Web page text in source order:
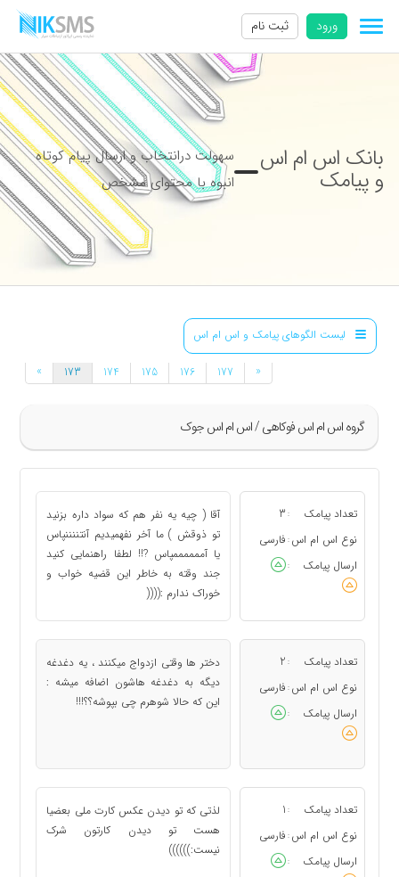
ورود ثبت نام
بانک اس ام اس
و پیامک
سهولت درانتخاب و ارسال پیام کوتاه
انبوه با محتوای مشخص
لیست الگوهای پیامک و اس ام اس
گروه اس ام اس فوکاهی / اس ام اس جوک
» 173 174 175 176 177 «
تعداد پیامک :
3
نوع اس ام اس : فارسی
ارسال پیامک
:
آقا ( چیه یه نفر هم که سواد داره بزنید
تو ذوقش ) ما آخر نفهمیدیم آنتننننپاس
یا آممممممپاس ?!! لطفا راهنمایی کنید
جند وقته به خاطر این قضیه خواب و
خوراک ندارم :((((
تعداد پیامک :
2
نوع اس ام اس : فارسی
ارسال پیامک
:
دختر ها وقتی ازدواج میکنند ، یه دغدغه
دیگه به دغدغه هاشون اضافه میشه :
این که حالا شوهرم چی بپوشه؟؟!!!
تعداد پیامک :
1
نوع اس ام اس : فارسی
ارسال پیامک
:
لذتی که تو دیدن عکس کارت ملی بعضیا
هست تو دیدن کارتون شرک
نیست:))))))
175